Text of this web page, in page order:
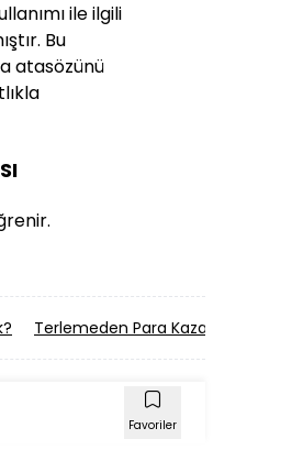
ile ilgili
Bu
atasözünü
Terlemeden Para Kazanılmaz,
Favoriler